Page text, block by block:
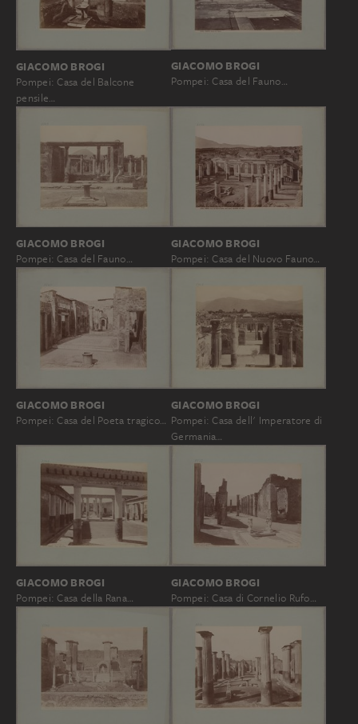
GIACOMO BROGI
Pompei: Casa del Balcone
pensile…
GIACOMO BROGI
Pompei: Casa del Fauno…
GIACOMO BROGI
Pompei: Casa del Fauno…
GIACOMO BROGI
Pompei: Casa del Nuovo Fauno…
GIACOMO BROGI
Pompei: Casa del Poeta tragico…
GIACOMO BROGI
Pompei: Casa dell' Imperatore di
Germania…
GIACOMO BROGI
Pompei: Casa della Rana…
GIACOMO BROGI
Pompei: Casa di Cornelio Rufo…